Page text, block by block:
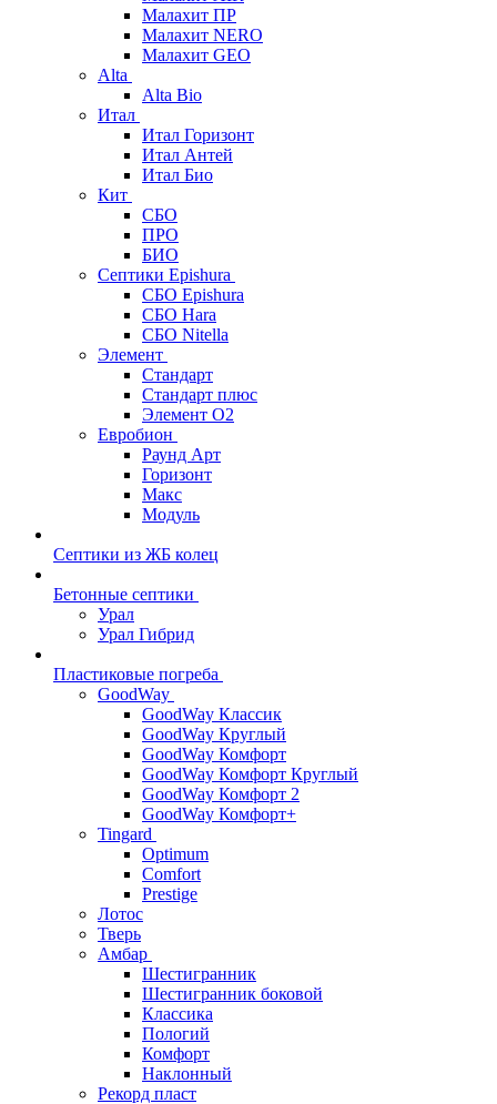
Малахит ПР
Малахит NERO
Малахит GEO
Alta
Alta Bio
Итал
Итал Горизонт
Итал Антей
Итал Био
Кит
СБО
ПРО
БИО
Септики Epishura
СБО Epishura
СБО Hara
СБО Nitella
Элемент
Стандарт
Стандарт плюс
Элемент О2
Евробион
Раунд Арт
Горизонт
Макс
Модуль
Септики из ЖБ колец
Бетонные септики
Урал
Урал Гибрид
Пластиковые погреба
GoodWay
GoodWay Классик
GoodWay Круглый
GoodWay Комфорт
GoodWay Комфорт Круглый
GoodWay Комфорт 2
GoodWay Комфорт+
Tingard
Optimum
Comfort
Prestige
Лотос
Тверь
Амбар
Шестигранник
Шестигранник боковой
Классика
Пологий
Комфорт
Наклонный
Рекорд пласт